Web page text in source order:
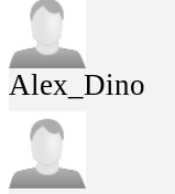
Alex_Dino